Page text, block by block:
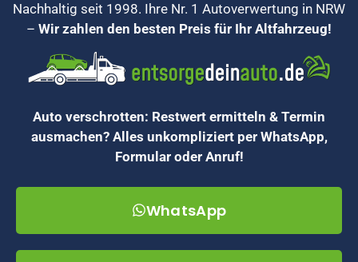
Nachhaltig seit 1998. Ihre Nr. 1 Autoverwertung in NRW
– Wir zahlen den besten Preis für Ihr Altfahrzeug!
Auto verschrotten: Restwert ermitteln & Termin
ausmachen? Alles unkompliziert per WhatsApp,
Formular oder Anruf!
WhatsApp